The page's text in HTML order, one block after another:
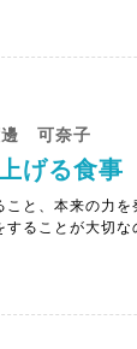
邊 可奈子
げる食事
と、本来の力
ることが大切